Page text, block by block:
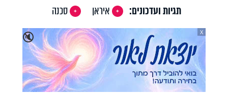
תגיות ועדכונים: איראן
סכנה
🔇
X